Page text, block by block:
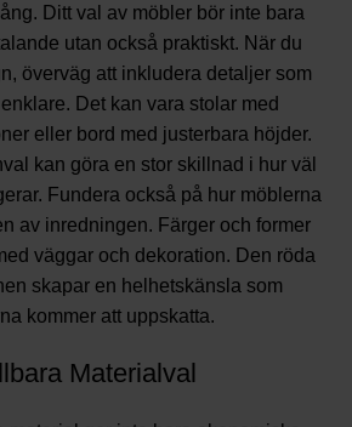
Ditt val av möbler bör inte bara
utan också praktiskt. När du
överväg att inkludera detaljer som
Det kan vara stolar med
eller bord med justerbara höjder.
kan göra en stor skillnad i hur väl
Fundera också på hur möblerna
av inredningen. Färger och former
väggar och dekoration. Den röda
skapar en helhetskänsla som
kommer att uppskatta.
Materialval